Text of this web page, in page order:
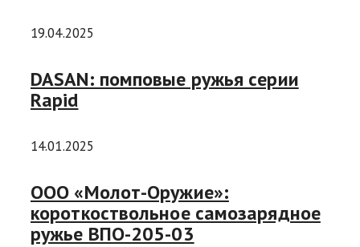
19.04.2025
DASAN: помповые ружья серии
Rapid
14.01.2025
ООО «Молот-Оружие»:
короткоствольное самозарядное
ружье ВПО-205-03